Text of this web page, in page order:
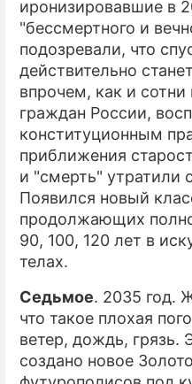
иронизировавшие в
"бессмертного и
подозревали, что
действительно
впрочем, как и
граждан России,
конституционным
приближения
и "смерть" утратили
Появился новый
продолжающих
90, 100, 120 лет в
телах.
Седьмое. 2035 год.
что такое плохая
ветер, дождь, грязь.
создано новое